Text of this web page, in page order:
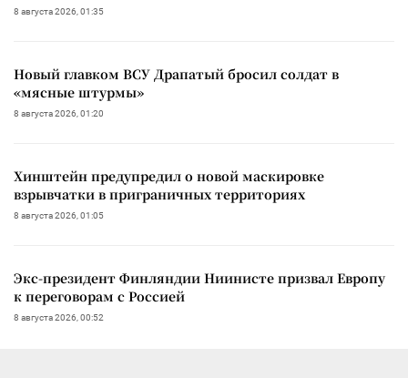
8 августа 2026, 01:35
Новый главком ВСУ Драпатый бросил солдат в
«мясные штурмы»
8 августа 2026, 01:20
Хинштейн предупредил о новой маскировке
взрывчатки в приграничных территориях
8 августа 2026, 01:05
Экс-президент Финляндии Ниинисте призвал Европу
к переговорам с Россией
8 августа 2026, 00:52